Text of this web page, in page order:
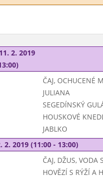
2. 2019
ČAJ, OCHUCENÉ
JULIANA
SEGEDÍNSKÝ
HOUSKOVÉ
JABLKO
2. 2019 (11:00 - 13:00)
ČAJ, DŽUS, VODA
HOVĚZÍ S RÝŽÍ A